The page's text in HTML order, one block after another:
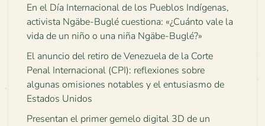
En el Día Internacional de los Pueblos Indígenas,
activista Ngäbe-Buglé cuestiona: «¿Cuánto vale la
vida de un niño o una niña Ngäbe-Buglé?»
El anuncio del retiro de Venezuela de la Corte
Penal Internacional (CPI): reflexiones sobre
algunas omisiones notables y el entusiasmo de
Estados Unidos
Presentan el primer gemelo digital 3D de un